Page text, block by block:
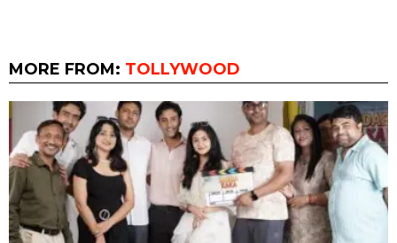
MORE FROM: TOLLYWOOD